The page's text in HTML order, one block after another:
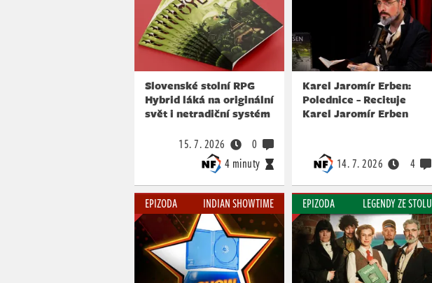
Slovenské stolní RPG
Hybrid láká na originální
svět i netradiční systém
4 minuty
15. 7. 2026 0
Karel Jaromír Erben:
Polednice - Recituje
Karel Jaromír Erben
14. 7. 2026 4
EPIZODA INDIAN SHOWTIME EPIZODA LEGENDY ZE STOLU